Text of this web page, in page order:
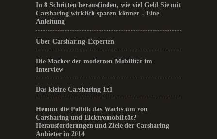
In 8 Schritten herausfinden, wie viel Geld Sie mit
Carsharing wirklich sparen können - Eine
Anleitung
Über Carsharing-Experten
Die Macher der modernen Mobilität im
Interview
Das kleine Carsharing 1x1
Hemmt die Politik das Wachstum von
Carsharing und Elektromobilität?
Herausforderungen und Ziele der Carsharing
Anbieter in 2014